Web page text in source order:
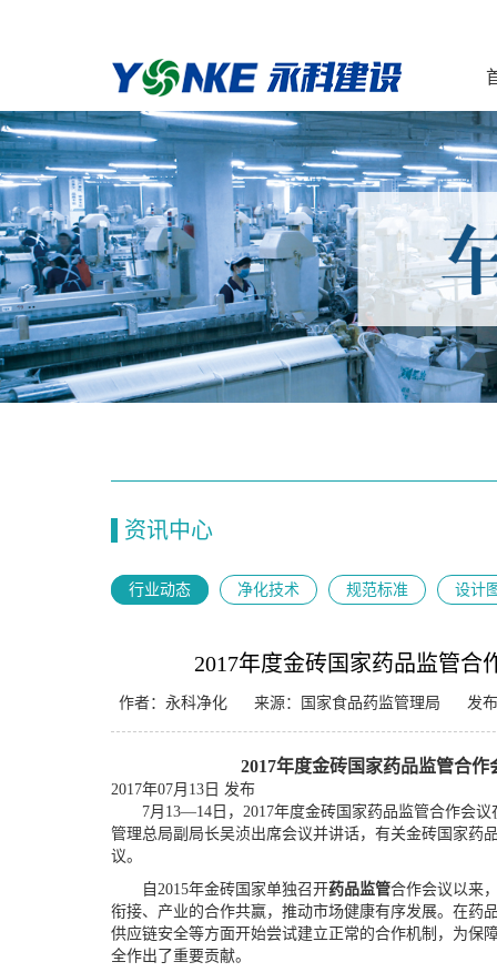
资讯中心
行业动态 净化技术 规范标准 设计
2017年度金砖国家药品监管合
作者：永科净化 来源：国家食品药监管理局 发
2017年度金砖国家药品监管合作
2017年07月13日 发布
7月13—14日，2017年度金砖国家药品监管合作会议
管理总局副局长吴浈出席会议并讲话，有关金砖国家药
议。
自2015年金砖国家单独召开药品监管合作会议以来
衔接、产业的合作共赢，推动市场健康有序发展。在药
供应链安全等方面开始尝试建立正常的合作机制，为保
全作出了重要贡献。